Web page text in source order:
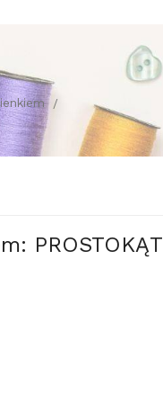
PROSTOKĄT